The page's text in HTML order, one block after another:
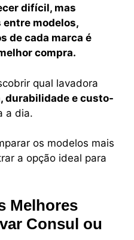
difícil, mas
modelos,
de cada marca é
compra.
qual lavadora
durabilidade e custo-
a dia.
os modelos mais
a opção ideal para
Melhores
Consul ou